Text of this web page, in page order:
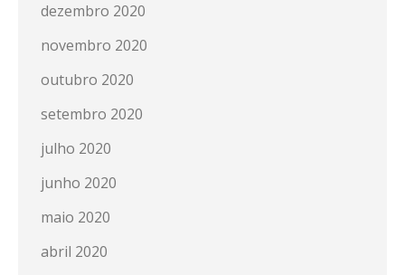
dezembro 2020
novembro 2020
outubro 2020
setembro 2020
julho 2020
junho 2020
maio 2020
abril 2020